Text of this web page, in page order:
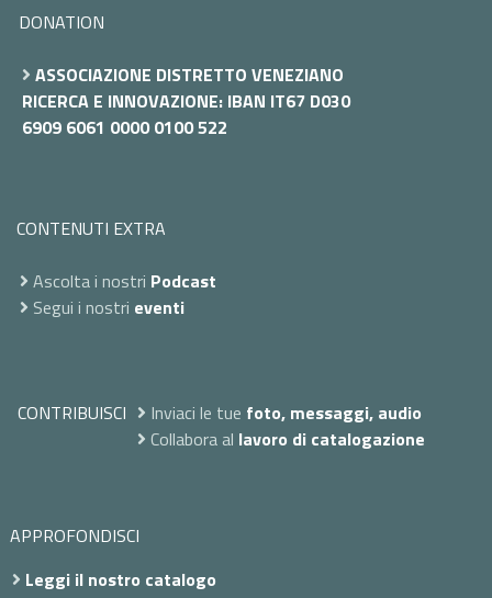
DONATION
ASSOCIAZIONE DISTRETTO VENEZIANO
RICERCA E INNOVAZIONE: IBAN IT67 D030
6909 6061 0000 0100 522
CONTENUTI EXTRA
Ascolta i nostri Podcast
Segui i nostri eventi
CONTRIBUISCI Inviaci le tue foto, messaggi, audio
Collabora al lavoro di catalogazione
APPROFONDISCI
Leggi il nostro catalogo